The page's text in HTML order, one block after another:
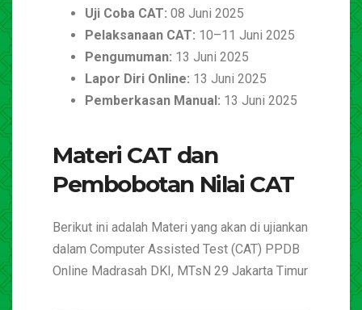
Uji Coba CAT: 08 Juni 2025
Pelaksanaan CAT: 10–11 Juni 2025
Pengumuman: 13 Juni 2025
Lapor Diri Online: 13 Juni 2025
Pemberkasan Manual: 13 Juni 2025
Materi CAT dan
Pembobotan Nilai CAT
Berikut ini adalah Materi yang akan di ujiankan
dalam Computer Assisted Test (CAT) PPDB
Online Madrasah DKI, MTsN 29 Jakarta Timur